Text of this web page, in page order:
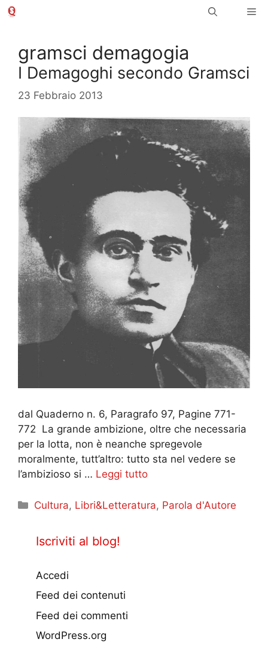
Vai
gramsci demagogia
I Demagoghi secondo Gramsci
23 Febbraio 2013
dal Quaderno n. 6, Paragrafo 97, Pagine 771-
772 La grande ambizione, oltre che necessaria
per la lotta, non è neanche spregevole
moralmente, tutt’altro: tutto sta nel vedere se
l’ambizioso si … Leggi tutto
Categorie
Cultura, Libri&Letteratura, Parola d'Autore
Iscriviti al blog!
Accedi
Feed dei contenuti
Feed dei commenti
WordPress.org